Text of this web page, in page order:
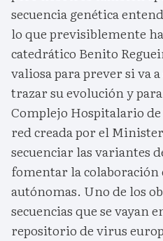
secuencia genética
lo que previsiblemente
catedrático Benito
valiosa para prever si va
trazar su evolución y
Complejo Hospitalario
red creada por el
secuenciar las variantes
fomentar la
autónomas. Uno de los
secuencias que se vayan
repositorio de virus